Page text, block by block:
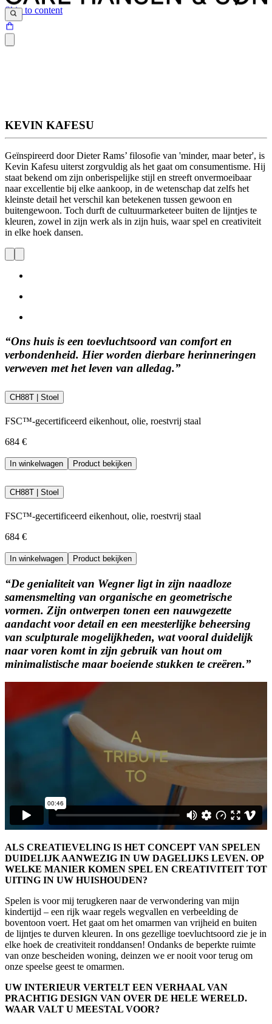
Skip to content
KEVIN KAFESU
Geïnspireerd door Dieter Rams’ filosofie van 'minder, maar beter', is
Kevin Kafesu uiterst zorgvuldig als het gaat om consumentisme. Hij
staat bekend om zijn onberispelijke stijl en streeft onvermoeibaar
naar excellentie bij elke aankoop, in de wetenschap dat zelfs het
kleinste detail het verschil kan betekenen tussen gewoon en
buitengewoon. Toch durft de cultuurmarketeer buiten de lijntjes te
kleuren, zowel in zijn werk als in zijn huis, waar spel en creativiteit
in elke hoek dansen.
“Ons huis is een toevluchtsoord van comfort en
verbondenheid. Hier worden dierbare herinneringen
verweven met het leven van alledag.”
CH88T | Stoel
FSC™-gecertificeerd eikenhout, olie, roestvrij staal
684 €
In winkelwagen Product bekijken
CH88T | Stoel
FSC™-gecertificeerd eikenhout, olie, roestvrij staal
684 €
In winkelwagen Product bekijken
“De genialiteit van Wegner ligt in zijn naadloze
samensmelting van organische en geometrische
vormen. Zijn ontwerpen tonen een nauwgezette
aandacht voor detail en een meesterlijke beheersing
van sculpturale mogelijkheden, wat vooral duidelijk
naar voren komt in zijn gebruik van hout om
minimalistische maar boeiende stukken te creëren.”
ALS CREATIEVELING IS HET CONCEPT VAN SPELEN
DUIDELIJK AANWEZIG IN UW DAGELIJKS LEVEN. OP
WELKE MANIER KOMEN SPEL EN CREATIVITEIT TOT
UITING IN UW HUISHOUDEN?
Spelen is voor mij terugkeren naar de verwondering van mijn
kindertijd – een rijk waar regels wegvallen en verbeelding de
boventoon voert. Het gaat om het omarmen van vrijheid en buiten
de lijntjes te durven kleuren. In ons gezellige toevluchtsoord zie je in
elke hoek de creativiteit ronddansen! Ondanks de beperkte ruimte
van onze bescheiden woning, deinzen we er nooit voor terug om
onze speelse geest te omarmen.
UW INTERIEUR VERTELT EEN VERHAAL VAN
PRACHTIG DESIGN VAN OVER DE HELE WERELD.
WAAR VALT U MEESTAL VOOR?